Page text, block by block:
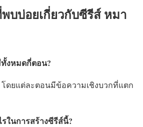
บบ่อยเกี่ยวกับซีรีส์ หมา
งหมดกี่ตอน?
ดยแต่ละตอนมีข้อความเชิงบวกที่แตก
ในการสร้างซีรีส์นี้?